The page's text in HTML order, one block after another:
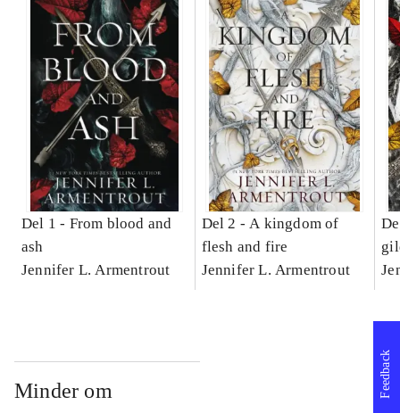
Del 1 - From blood and
ash
Jennifer L. Armentrout
Del 2 -A kingdom of
flesh and fire
Jennifer L. Armentrout
Minder om Feedback